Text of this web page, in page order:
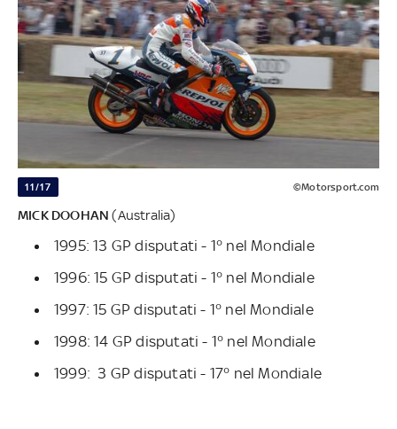
11/17 ©Motorsport.com
MICK DOOHAN (Australia)
1995: 13 GP disputati - 1° nel Mondiale
1996: 15 GP disputati - 1° nel Mondiale
1997: 15 GP disputati - 1° nel Mondiale
1998: 14 GP disputati - 1° nel Mondiale
1999: 3 GP disputati - 17° nel Mondiale